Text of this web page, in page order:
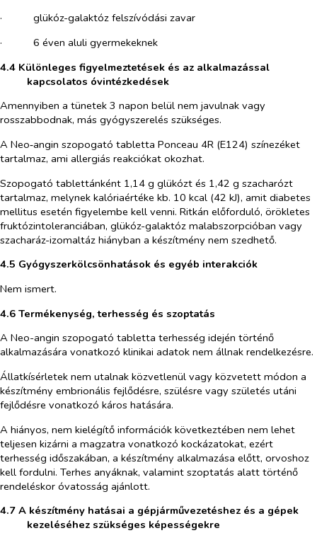
·​
glükóz-galaktóz felszívódási zavar
·​
6 éven aluli gyermekeknek
4.4 Különleges figyelmeztetések és az alkalmazással
kapcsolatos óvintézkedések
Amennyiben a tünetek 3 napon belül nem javulnak vagy
rosszabbodnak, más gyógyszerelés szükséges.
A Neo‑angin szopogató tabletta Ponceau 4R (E124) színezéket
tartalmaz, ami allergiás reakciókat okozhat.
Szopogató tablettánként 1,14 g glükózt és 1,42 g szacharózt
tartalmaz, melynek kalóriaértéke kb. 10 kcal (42 kJ), amit diabetes
mellitus esetén figyelembe kell venni. Ritkán előforduló, örökletes
fruktózintoleranciában, glükóz-galaktóz malabszorpcióban vagy
szacharáz-izomaltáz hiányban a készítmény nem szedhető.
4.5 Gyógyszerkölcsönhatások és egyéb interakciók
Nem ismert.
4.6 Termékenység, terhesség és szoptatás
A Neo-angin szopogató tabletta terhesség idején történő
alkalmazására vonatkozó klinikai adatok nem állnak rendelkezésre.
Állatkísérletek nem utalnak közvetlenül vagy közvetett módon a
készítmény embrionális fejlődésre, szülésre vagy születés utáni
fejlődésre vonatkozó káros hatására.
A hiányos, nem kielégítő információk következtében nem lehet
teljesen kizárni a magzatra vonatkozó kockázatokat, ezért
terhesség időszakában, a készítmény alkalmazása előtt, orvoshoz
kell fordulni. Terhes anyáknak, valamint szoptatás alatt történő
rendeléskor óvatosság ajánlott.
4.7 A készítmény hatásai a gépjárművezetéshez és a gépek
kezeléséhez szükséges képességekre